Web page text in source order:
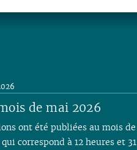
de mai 2026
ont été publiées au mois de
correspond à 12 heures et 31